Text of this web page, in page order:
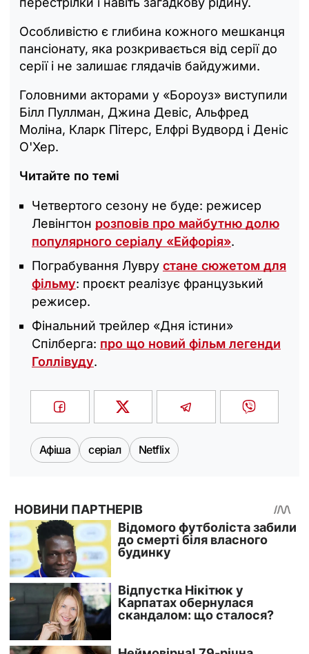
Особливістю є глибина кожного мешканця
пансіонату, яка розкривається від серії до
серії і не залишає глядачів байдужими.
Головними акторами у «Бороуз» виступили
Білл Пуллман, Джина Девіс, Альфред
Моліна, Кларк Пітерс, Елфрі Вудворд і Деніс
О'Хер.
Читайте по темі
Четвертого сезону не буде: режисер
Левінгтон розповів про майбутню долю
популярного серіалу «Ейфорія».
Пограбування Лувру стане сюжетом для
фільму: проєкт реалізує французький
режисер.
Фінальний трейлер «Дня істини»
Спілберга: про що новий фільм легенди
Голлівуду.
Афіша серіал Netflix